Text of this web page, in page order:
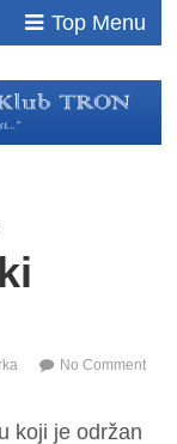
Top Menu
No Comment
koji je održan